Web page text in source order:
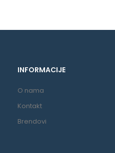
INFORMACIJE
O nama
Kontakt
Brendovi